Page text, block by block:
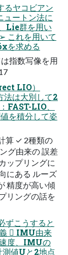
ヤコビアン
ュートン法に
Lie群を用い
これを用いて
を求める
指数写像を用
LIO）
は大別して2
FAST-LIO、
を積分して姿
算 ✓ 2種類の
グ由来の 誤差
ップリングに
にある ルーズ
精度が高い傾
リングの話を
ずこうすると
 IMU由来
度、IMUの
値Uと2地点